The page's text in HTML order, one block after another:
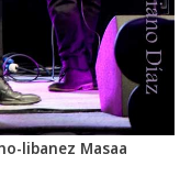
libanez Masaa